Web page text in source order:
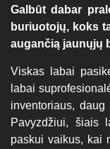
Galbūt dabar
buriuotojų, koks
augančią jaunųjų
Viskas labai
labai
inventoriaus,
Pavyzdžiui, šiais
paskui vaikus, kai